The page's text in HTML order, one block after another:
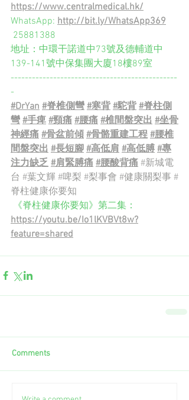
https://www.centralmedical.hk/
WhatsApp: http://bit.ly/WhatsApp369
25881388
地址：中環干諾道中73號及德輔道中
139-141號中保集團大廈18樓89室
-----------------------------------------------
-
#DrYan #脊椎側彎 #寒背 #駝背 #脊柱側
彎 #手痺 #頸痛 #腰痛 #椎間盤突出 #坐骨
神經痛 #骨盆前傾 #骨骼重建工程 #腰椎
間盤突出 #長短腳 #高低肩 #高低膊 #專
注力缺乏 #肩緊膊痛 #腰酸背痛 #新城電
台 #葉文輝 #啤梨 #梨事會 #健康關梨事 #
脊柱健康你要知
《脊柱健康你要知》第二集：
https://youtu.be/Io1lKVBVt8w?
feature=shared
Comments